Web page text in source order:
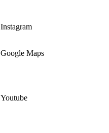
Instagram
Google Maps
Youtube